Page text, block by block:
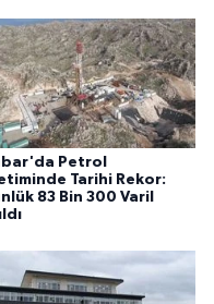
Petrol
Tarihi Rekor:
83 Bin 300 Varil